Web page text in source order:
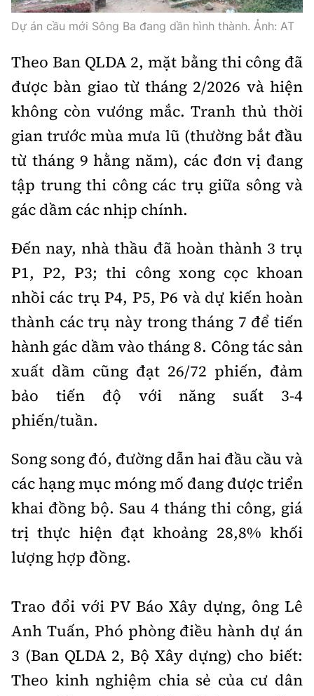
Thế giới xây dựng
Lối sống
Ẩm thực
Khám phá
Camera giao thông
Câu chuyện giao thông
Giải trí - Thể thao
Cơ quan chủ quản: Bộ Xây dựng
Giấy phép số: 03/GP-BVHTTDL, cấp ngày 1/4/2025.
Tòa soạn: Số 2 Nguyễn Công Hoan, phường Giảng Võ,
Hà Nội.
Tổng biên tập:Nguyễn Thị Hồng Nga
Phó Tổng biên tập:Nguyễn Sơn Tùng,
0901 514 7990915 057 282
Email: bandoc@baoxaydung.vn
Cấm sao chép dưới mọi hình thức nếu không có sự
chấp thuận bằng văn bản.
Dự án cầu mới Sông Ba đang dần hình thành. Ảnh: AT
Theo Ban QLDA 2, mặt bằng thi công đã
được bàn giao từ tháng 2/2026 và hiện
không còn vướng mắc. Tranh thủ thời
gian trước mùa mưa lũ (thường bắt đầu
từ tháng 9 hằng năm), các đơn vị đang
tập trung thi công các trụ giữa sông và
gác dầm các nhịp chính.
Đến nay, nhà thầu đã hoàn thành 3 trụ
P1, P2, P3; thi công xong cọc khoan
nhồi các trụ P4, P5, P6 và dự kiến hoàn
thành các trụ này trong tháng 7 để tiến
hành gác dầm vào tháng 8. Công tác sản
xuất dầm cũng đạt 26/72 phiến, đảm
bảo tiến độ với năng suất 3-4
phiến/tuần.
Song song đó, đường dẫn hai đầu cầu và
các hạng mục móng mố đang được triển
khai đồng bộ. Sau 4 tháng thi công, giá
trị thực hiện đạt khoảng 28,8% khối
lượng hợp đồng.
Trao đổi với PV Báo Xây dựng, ông Lê
Anh Tuấn, Phó phòng điều hành dự án
3 (Ban QLDA 2, Bộ Xây dựng) cho biết:
Theo kinh nghiệm chia sẻ của cư dân